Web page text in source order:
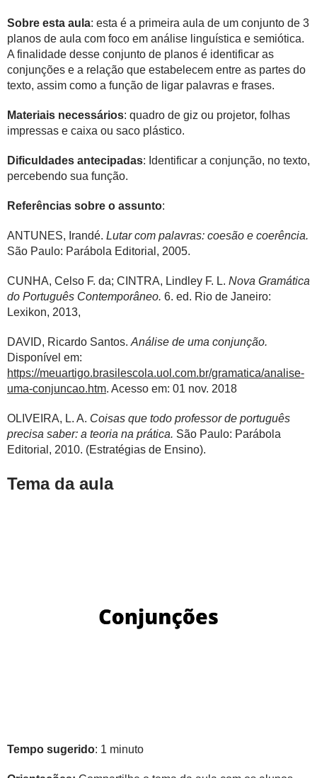
Sobre esta aula: esta é a primeira aula de um conjunto de 3
planos de aula com foco em análise linguística e semiótica.
A finalidade desse conjunto de planos é identificar as
conjunções e a relação que estabelecem entre as partes do
texto, assim como a função de ligar palavras e frases.
Materiais necessários: quadro de giz ou projetor, folhas
impressas e caixa ou saco plástico.
Dificuldades antecipadas: Identificar a conjunção, no texto,
percebendo sua função.
Referências sobre o assunto:
ANTUNES, Irandé. Lutar com palavras: coesão e coerência.
São Paulo: Parábola Editorial, 2005.
CUNHA, Celso F. da; CINTRA, Lindley F. L. Nova Gramática
do Português Contemporâneo. 6. ed. Rio de Janeiro:
Lexikon, 2013,
DAVID, Ricardo Santos. Análise de uma conjunção.
Disponível em:
https://meuartigo.brasilescola.uol.com.br/gramatica/analise-
uma-conjuncao.htm. Acesso em: 01 nov. 2018
OLIVEIRA, L. A. Coisas que todo professor de português
precisa saber: a teoria na prática. São Paulo: Parábola
Editorial, 2010. (Estratégias de Ensino).
Tema da aula
Tempo sugerido: 1 minuto